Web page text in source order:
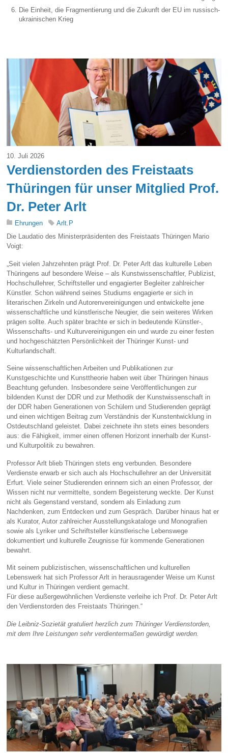
Die Einheit, die Fragmentierung und die Zukunft der EU im russisch-
ukrainischen Krieg
10. Juli 2026
Verdienstorden des Freistaats
Thüringen für unser Mitglied Prof.
Dr. Peter Arlt
Ehrungen
Arlt.P
Die Laudatio des Ministerpräsidenten des Freistaats Thüringen Mario
Voigt:
„Seit vielen Jahrzehnten prägt Prof. Dr. Peter Arlt das kulturelle Leben
Thüringens auf besondere Weise – als Kunstwissenschaftler, Publizist,
Hochschullehrer, Schriftsteller und engagierter Begleiter zahlreicher
Künstler. Schon während seines Studiums engagierte er sich in
literarischen Zirkeln und Autorenvereinigungen und entwickelte jene
wissenschaftliche und künstlerische Neugier, die sein weiteres Wirken
prägen sollte. Auch später brachte er sich in bedeutende Künstler-,
Wissenschafts- und Kulturvereinigungen ein und wurde zu einer festen
und hochgeschätzten Persönlichkeit der Thüringer Kunst- und
Kulturlandschaft.
Seine wissenschaftlichen Arbeiten und Publikationen zur
Kunstgeschichte und Kunsttheorie haben weit über Thüringen hinaus
Beachtung gefunden. Insbesondere seine Veröffentlichungen zur
bildenden Kunst der DDR und zur Methodik der Kunstwissenschaft in
der DDR haben Generationen von Schülern und Studierenden geprägt
und einen wichtigen Beitrag zum Verständnis der Kunstentwicklung in
Ostdeutschland geleistet. Dabei zeichnete ihn stets eines besonders
aus: die Fähigkeit, immer einen offenen Horizont innerhalb der Kunst-
und Kulturpolitik zu bewahren.
Professor Arlt blieb Thüringen stets eng verbunden. Besondere
Verdienste erwarb er sich auch als Hochschullehrer an der Universität
Erfurt. Viele seiner Studierenden erinnern sich an einen Professor, der
Wissen nicht nur vermittelte, sondern Begeisterung weckte. Der Kunst
nicht als Gegenstand verstand, sondern als Einladung zum
Nachdenken, zum Entdecken und zum Gespräch. Darüber hinaus hat er
als Kurator, Autor zahlreicher Ausstellungskataloge und Monografien
sowie als Lyriker und Schriftsteller künstlerische Lebenswege
dokumentiert und kulturelle Zeugnisse für kommende Generationen
bewahrt.
Mit seinem publizistischen, wissenschaftlichen und kulturellen
Lebenswerk hat sich Professor Arlt in herausragender Weise um Kunst
und Kultur in Thüringen verdient gemacht.
Für diese außergewöhnlichen Verdienste verleihe ich Prof. Dr. Peter Arlt
den Verdienstorden des Freistaats Thüringen.“
Die Leibniz-Sozietät gratuliert herzlich zum Thüringer Verdienstorden,
mit dem Ihre Leistungen sehr verdientermaßen gewürdigt werden.